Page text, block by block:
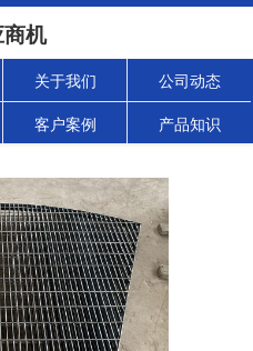
机
关于我们 公司动态
客户案例 产品知识